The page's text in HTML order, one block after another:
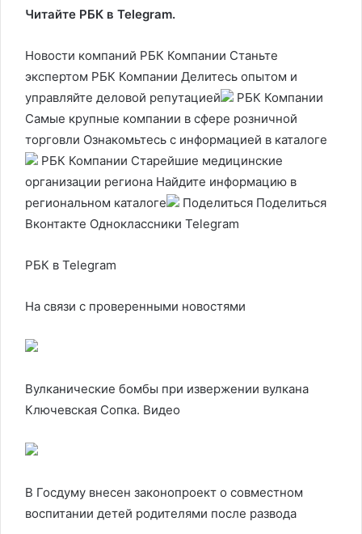
Читайте РБК в Telegram.
Новости компаний РБК Компании Станьте
экспертом РБК Компании Делитесь опытом и
управляйте деловой репутацией
РБК Компании
Самые крупные компании в сфере розничной
торговли Ознакомьтесь с информацией в каталоге
РБК Компании Старейшие медицинские
организации региона Найдите информацию в
региональном каталоге
Поделиться Поделиться
Вконтакте Одноклассники Telegram
РБК в Telegram
На связи с проверенными новостями
Вулканические бомбы при извержении вулкана
Ключевская Сопка. Видео
В Госдуму внесен законопроект о совместном
воспитании детей родителями после развода